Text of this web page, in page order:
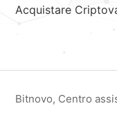
Acquistare
Bitnovo, Centro